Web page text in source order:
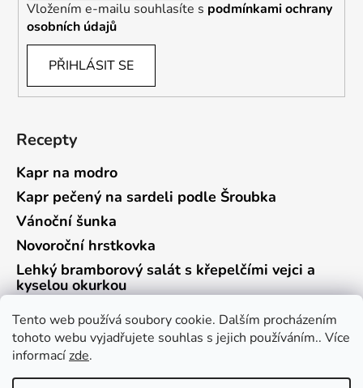
Tento web používá soubory cookie. Dalším procházením
tohoto webu vyjadřujete souhlas s jejich používáním.. Více
informacízde.
Vložením e-mailu souhlasíte s podmínkami ochrany
osobních údajů
PŘIHLÁSIT SE
Recepty
Kapr na modro
Kapr pečený na sardeli podle Šroubka
Vánoční šunka
Novoroční hrstkovka
Lehký bramborový salát s křepelčími vejci a
kyselou okurkou
Vrácení zboží a reklamace Kontaktní formulář